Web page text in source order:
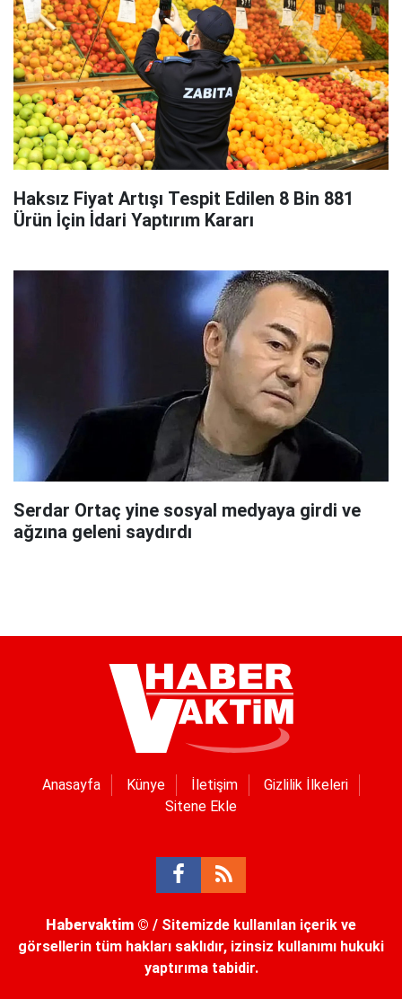
Haksız Fiyat Artışı Tespit Edilen 8 Bin 881
Ürün İçin İdari Yaptırım Kararı
Serdar Ortaç yine sosyal medyaya girdi ve
ağzına geleni saydırdı
Anasayfa Künye İletişim
Gizlilik İlkeleri
Sitene Ekle
Habervaktim © / Sitemizde kullanılan içerik ve
görsellerin tüm hakları saklıdır, izinsiz kullanımı hukuki
yaptırıma tabidir.